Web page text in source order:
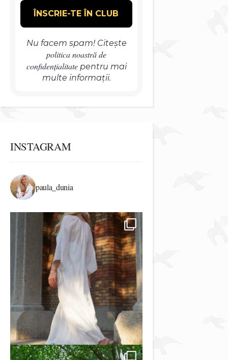
Nu facem spam! Citește
politica noastră de
confidențialitatepentru mai
multe informații.
INSTAGRAM
paula_dunia